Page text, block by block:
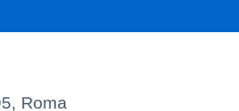
Roma